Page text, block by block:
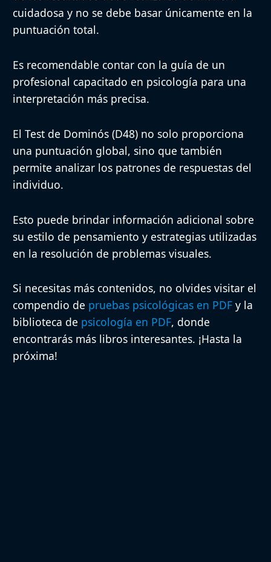
cuidadosa y no se debe basar únicamente en la
puntuación total.
Es recomendable contar con la guía de un
profesional capacitado en psicología para una
interpretación más precisa.
El Test de Dominós (D48) no solo proporciona
una puntuación global, sino que también
permite analizar los patrones de respuestas del
individuo.
Esto puede brindar información adicional sobre
su estilo de pensamiento y estrategias utilizadas
en la resolución de problemas visuales.
Si necesitas más contenidos, no olvides visitar el
compendio de pruebas psicológicas en PDF y la
biblioteca de psicología en PDF, donde
encontrarás más libros interesantes. ¡Hasta la
próxima!